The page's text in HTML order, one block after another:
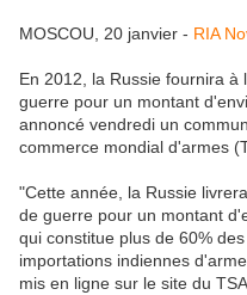
MOSCOU, 20 janvier - RIA
En 2012, la Russie fournira
guerre pour un montant
annoncé vendredi un
commerce mondial d'armes
"Cette année, la Russie
de guerre pour un montant
qui constitue plus de 60%
importations indiennes
mis en ligne sur le site du